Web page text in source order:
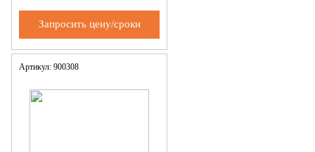
Запросить цену/сроки
Артикул: 900308